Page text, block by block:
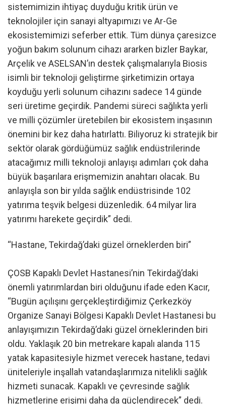
sistemimizin ihtiyaç duyduğu kritik ürün ve
teknolojiler için sanayi altyapımızı ve Ar-Ge
ekosistemimizi seferber ettik. Tüm dünya çaresizce
yoğun bakım solunum cihazı ararken bizler Baykar,
Arçelik ve ASELSAN’ın destek çalışmalarıyla Biosis
isimli bir teknoloji geliştirme şirketimizin ortaya
koyduğu yerli solunum cihazını sadece 14 günde
seri üretime geçirdik. Pandemi süreci sağlıkta yerli
ve milli çözümler üretebilen bir ekosistem inşasının
önemini bir kez daha hatırlattı. Biliyoruz ki stratejik bir
sektör olarak gördüğümüz sağlık endüstrilerinde
atacağımız milli teknoloji anlayışı adımları çok daha
büyük başarılara erişmemizin anahtarı olacak. Bu
anlayışla son bir yılda sağlık endüstrisinde 102
yatırıma teşvik belgesi düzenledik. 64 milyar lira
yatırımı harekete geçirdik” dedi.
“Hastane, Tekirdağ’daki güzel örneklerden biri”
ÇOSB Kapaklı Devlet Hastanesi’nin Tekirdağ’daki
önemli yatırımlardan biri olduğunu ifade eden Kacır,
“Bugün açılışını gerçekleştirdiğimiz Çerkezköy
Organize Sanayi Bölgesi Kapaklı Devlet Hastanesi bu
anlayışımızın Tekirdağ’daki güzel örneklerinden biri
oldu. Yaklaşık 20 bin metrekare kapalı alanda 115
yatak kapasitesiyle hizmet verecek hastane, tedavi
üniteleriyle inşallah vatandaşlarımıza nitelikli sağlık
hizmeti sunacak. Kapaklı ve çevresinde sağlık
hizmetlerine erişimi daha da güçlendirecek” dedi.